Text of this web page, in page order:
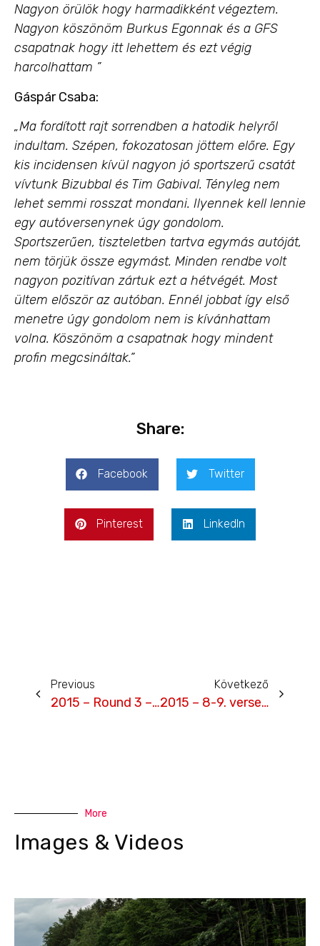
Nagyon örülök hogy harmadikként végeztem.
Nagyon köszönöm Burkus Egonnak és a GFS
csapatnak hogy itt lehettem és ezt végig
harcolhattam ”
Gáspár Csaba:
„Ma fordított rajt sorrendben a hatodik helyről
indultam. Szépen, fokozatosan jöttem előre. Egy
kis incidensen kívül nagyon jó sportszerű csatát
vívtunk Bizubbal és Tim Gabival. Tényleg nem
lehet semmi rosszat mondani. Ilyennek kell lennie
egy autóversenynek úgy gondolom.
Sportszerűen, tiszteletben tartva egymás autóját,
nem törjük össze egymást. Minden rendbe volt
nagyon pozitívan zártuk ezt a hétvégét. Most
ültem először az autóban. Ennél jobbat így első
menetre úgy gondolom nem is kívánhattam
volna. Köszönöm a csapatnak hogy mindent
profin megcsináltak.”
Share:
Facebook Twitter
Pinterest LinkedIn
Previous
2015 – Round 3 – Slovakiaring
Következő
2015 – 8-9. verseny – Salzburgring – Galéria
More
Images & Videos